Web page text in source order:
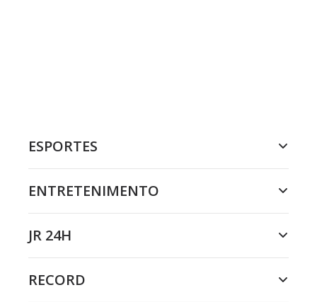
ESPORTES
ENTRETENIMENTO
JR 24H
RECORD